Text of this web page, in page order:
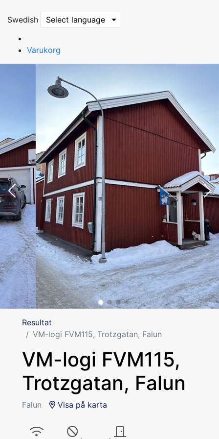
Swedish Select language
Varukorg
Resultat
VM-logi FVM115, Trotzgatan, Falun
VM-logi FVM115,
Trotzgatan, Falun
Falun Visa på karta